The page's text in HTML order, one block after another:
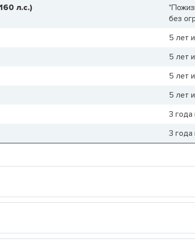
л.с.)
без
5 лет
5 лет
5 лет
5 лет
3 года
3 года